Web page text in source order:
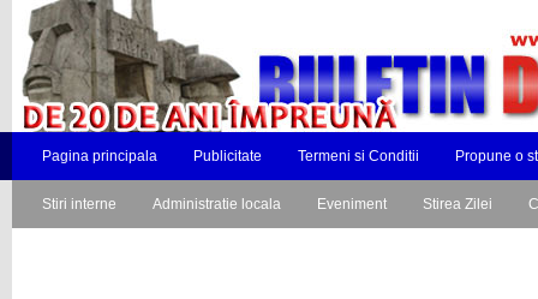
Pagina principala Publicitate Termeni si Conditii Propune o
Stiri interne Administratie locala Eveniment Stirea Zilei